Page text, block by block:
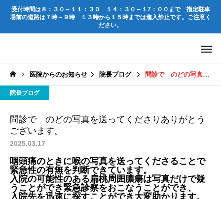
受付時間は８：３０～１１：３０ １４：３０～１7：００ まで 指定駐車
場前の道路は ７時～９時 １３時から１５時までは進入禁止です。ご注意く
ださい。
医院からのお知らせ 院長ブログ 問診で のどの写真を送ってくださりありがとうございます。
院長ブログ
問診で のどの写真を送ってくださりありがとう
ございます。
2025.03.17
咽頭痛のときに喉の写真を送ってくださることで
緊急性の有無を判断できています。
入院の可能性のある扁桃周囲膿瘍は写真だけで疑
うことができ緊急診察をおこなうことができ、
入院先を迅速に探すことができ大変助かります。